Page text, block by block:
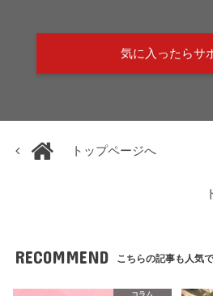
気に入ったらサ
トップページへ
RECOMMEND こちらの記事も人気で
コラム